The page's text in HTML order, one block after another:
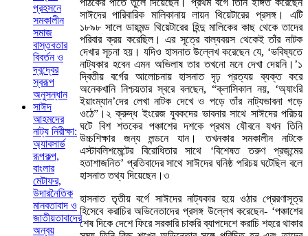
সাঈদের পারিবারিক মালিকানায় লায়ন থিয়েটারের প্রসঙ্গ। এটি
১৮৯৮ সালে ডায়মন্ড থিয়েটারের হিন্দু মালিকের কাছ থেকে তাদের
পরিবার ক্রয় করেছিল। এর সূত্রে বাল্যবয়স থেকেই তাঁর নাটক
দেখার সূচনা হয়। যদিও হাসনাত উল্লেখ করেছেন যে, ‘ভবিষ্যতে
নাট্যকার হবেন এমন অভিলাষ তার তখনো মনে দেখা দেয়নি।’১
দ্বিতীয় বর্গের আলোচনায় হাসনাত দৃঢ় প্রত্যয় ব্যক্ত করে
অনেকখানি নিশ্চয়তার স্বরে বলছেন, “ক্লাসিকাল নয়, ‘অ্যাংরি
ইয়াংম্যান’দের লেখা নাটক দেখে ও পড়ে তাঁর নাট্যভাবনা গড়ে
ওঠে”।২ ক্রুদ্ধ ইংরেজ যুবকদের ভাবনার সাথে সাঈদের পরিচয়
ঘটে বিশ শতকের পঞ্চাশের দশকে প্রথম যৌবনে যখন তিনি
উচ্চশিক্ষার জন্য লন্ডনে যান। তখনকার সমকালীন নাটকে
এস্টাবলিশমেন্টের বিরোধিতার সাথে ‘বিশেষত তরুণ প্রজন্মের
হতাশাজনিত’ প্রতিবাদের সাথে সাঈদের ঘনিষ্ঠ পরিচয় ঘটেছিল বলে
হাসনাত তথ্য দিয়েছেন।৩
হাসনাত তৃতীয় বর্গে সাঈদের নাট্যকার হয়ে ওঠার প্রেরণাসূত্র
হিসেবে করাচির অভিনেতাদের প্রসঙ্গ উল্লেখ করেছেন- ‘পঞ্চাশের
শেষ দিকে দেশে ফিরে সরকারি চাকরি ব্যাপদেশে করাচি শহরে থাকার
প্রহসনে
সমকালীন
সমাজ
বাস্তবতার
বিবর্তন ও
দ্বন্দ্বের
স্বরূপ
অনুসন্ধান
সাঈদ
আহমদের
নাট্য নিরীক্ষা:
অ্যাবসার্ড
রূপকল্প,
বাংলার
মেটাফর,
উদারনৈতিক
মানবতাবাদ ও
জাতীয়তাবাদের
অন্বয়